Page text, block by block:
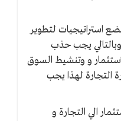
استراتيجيات لتطوير
يجب حذب
و وتنشيط السوق
التجارة لهذا يجب
الي التجارة و